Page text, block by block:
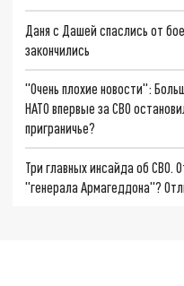
Даня с Дашей спаслись от
закончились
"Очень плохие новости":
НАТО впервые за СВО
приграничье?
Три главных инсайда об СВО.
"генерала Армагеддона"?